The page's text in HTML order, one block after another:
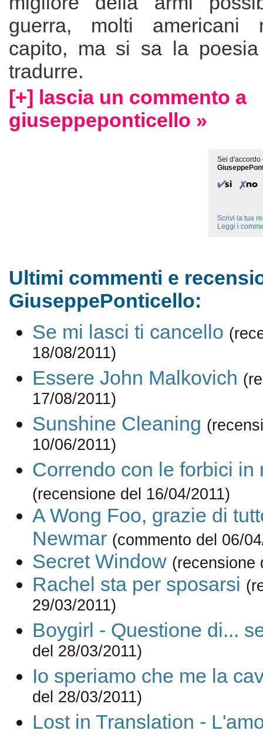
guerra, molti americani
capito, ma si sa la
tradurre.
[+] lascia un commento a
giuseppeponticello »
Sei d'accordo
Scrivi la tua
Leggi i
Ultimi commenti e
GiuseppePonticello:
Se mi lasci ti cancello
18/08/2011)
Essere John Malkovich
17/08/2011)
Sunshine Cleaning
10/06/2011)
Correndo con le forbici in
(recensione del 16/04/2011)
A Wong Foo, grazie di
Newmar (commento del 06/
Secret Window (recensione
Rachel sta per sposarsi
29/03/2011)
Boygirl - Questione di...
del 28/03/2011)
Io speriamo che me la
del 28/03/2011)
Lost in Translation -